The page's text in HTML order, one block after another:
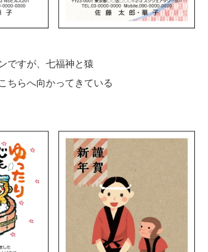
ですが、七福神と猿
ちらへ向かってきている